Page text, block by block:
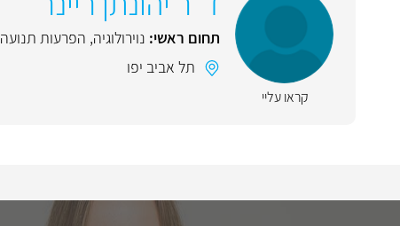
קראו עליי
תחום ראשי: נוירולוגיה, הפרעות תנועה
תל אביב יפו